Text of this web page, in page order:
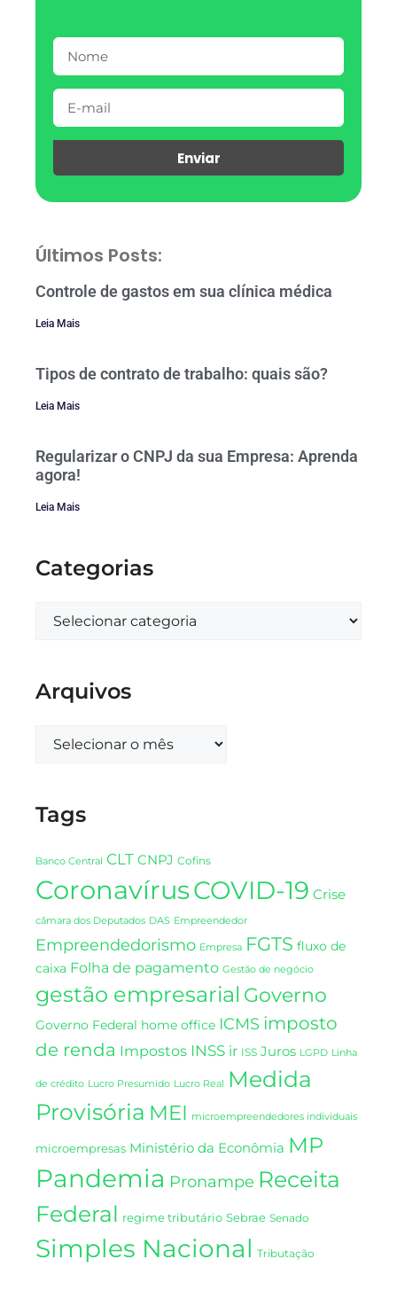
Enviar
Últimos Posts:
Controle de gastos em sua clínica médica
Leia Mais
Tipos de contrato de trabalho: quais são?
Leia Mais
Regularizar o CNPJ da sua Empresa: Aprenda
agora!
Leia Mais
Categorias
Arquivos
Tags
Banco Central CLT CNPJ Cofins
CoronavírusCOVID-19 Crise
câmara dos Deputados DAS Empreendedor
Empreendedorismo Empresa FGTS fluxo de
caixa Folha de pagamento Gestão de negócio
gestão empresarial Governo
Governo Federal home office ICMS imposto
de renda Impostos INSS ir ISS Juros LGPD Linha
de crédito Lucro Presumido Lucro Real Medida
Provisória MEI microempreendedores individuais
microempresas Ministério da Econômia MP
Pandemia Pronampe Receita
Federal regime tributário Sebrae Senado
Simples Nacional Tributação